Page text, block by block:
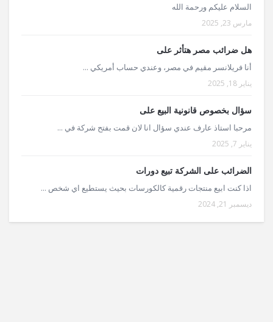
السلام عليكم ورحمة الله
مارس 23, 2025
هل ضرائب مصر هتأثر على
أنا فريلانسر مقيم في مصر، وعندي حساب أمريكي ...
يناير 18, 2025
سؤال بخصوص قانونية البيع على
مرحبا استاذ عارف عندي سؤال انا لان قمت بفتح شركة في ...
يناير 7, 2025
الضرائب على الشركة تبيع دورات
اذا كنت ابيع منتجات رقمية كالكورسات بحيث يستطيع اي شخص ...
ديسمبر 21, 2024